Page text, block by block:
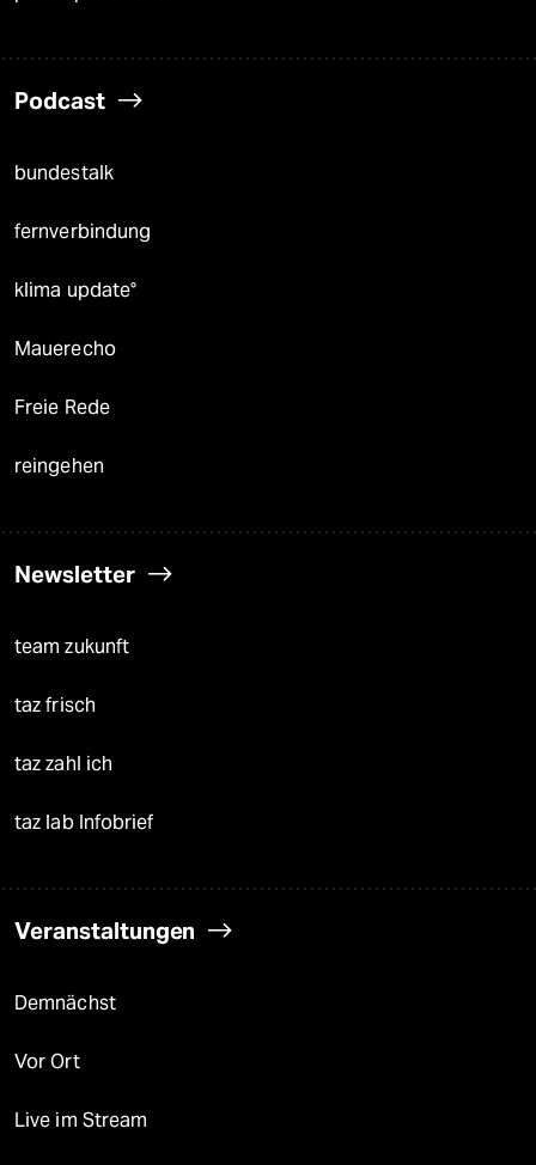
Podcast
bundestalk
fernverbindung
klima update°
Mauerecho
Freie Rede
reingehen
Newsletter
team zukunft
taz frisch
taz zahl ich
taz lab Infobrief
Veranstaltungen
Demnächst
Vor Ort
Live im Stream